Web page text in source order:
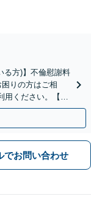
る方)】不倫慰謝料
りの方はご相
用ください。【初
でお問い合わせ